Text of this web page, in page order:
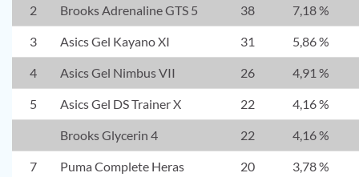
2 Brooks Adrenaline GTS 5 38 7,18 %
3 Asics Gel Kayano XI 31 5,86 %
4 Asics Gel Nimbus VII 26 4,91 %
5 Asics Gel DS Trainer X 22 4,16 %
Brooks Glycerin 4 22 4,16 %
7 Puma Complete Heras 20 3,78 %